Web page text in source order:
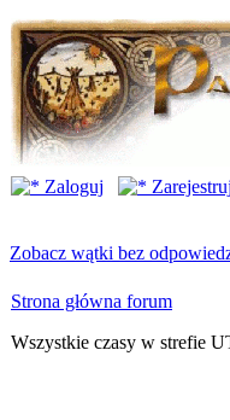
Zaloguj Zarejestruj
Zobacz wątki bez
Strona główna forum
Wszystkie czasy w strefie